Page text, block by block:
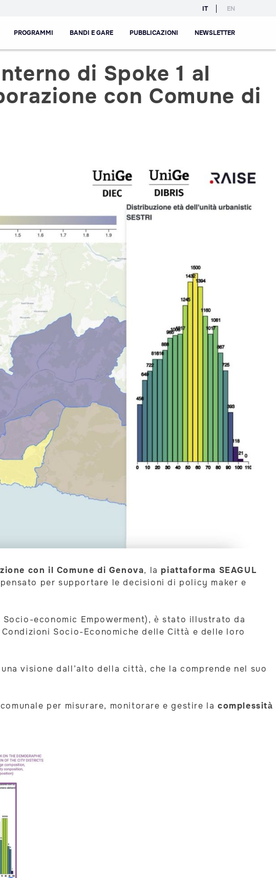
IT EN
PROGRAMMI BANDI E GARE PUBBLICAZIONI NEWSLETTER
di Spoke 1 al
con Comune di
con il Comune di Genova, la piattaforma SEAGUL
per supportare le decisioni di policy maker e
economic Empowerment), è stato illustrato da
Socio-Economiche delle Città e delle loro
visione dall’alto della città, che la comprende nel suo
per misurare, monitorare e gestire lacomplessità